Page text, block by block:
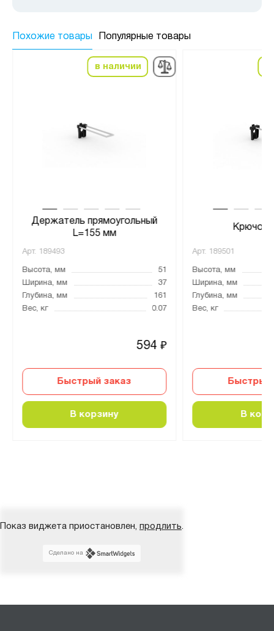
Похожие товары Популярные товары
в наличии
Держатель прямоугольный
L=155 мм
Арт. 189493
Высота, мм
51
Ширина, мм
37
Глубина, мм
161
Вес, кг
0.07
594₽
Быстрый заказ
В корзину
Крючок
Арт. 189501
Высота, мм
Ширина, мм
Глубина, мм
Вес, кг
Быстрый
В
Показ виджета приостановлен, продлить.
Сделано на